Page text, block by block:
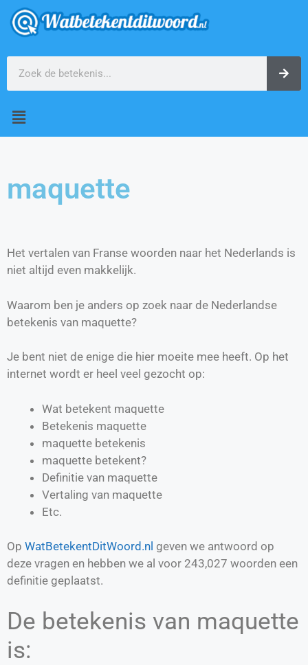
maquette
Het vertalen van Franse woorden naar het Nederlands is
niet altijd even makkelijk.
Waarom ben je anders op zoek naar de Nederlandse
betekenis van maquette?
Je bent niet de enige die hier moeite mee heeft. Op het
internet wordt er heel veel gezocht op:
Wat betekent maquette
Betekenis maquette
maquette betekenis
maquette betekent?
Definitie van maquette
Vertaling van maquette
Etc.
Op WatBetekentDitWoord.nl geven we antwoord op
deze vragen en hebben we al voor 243,027 woorden een
definitie geplaatst.
De betekenis van maquette
is: